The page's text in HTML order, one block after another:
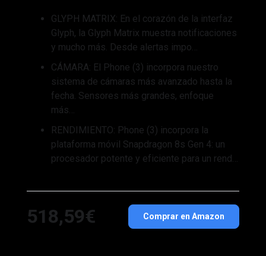
GLYPH MATRIX: En el corazón de la interfaz
Glyph, la Glyph Matrix muestra notificaciones
y mucho más. Desde alertas impo…
CÁMARA: El Phone (3) incorpora nuestro
sistema de cámaras más avanzado hasta la
fecha. Sensores más grandes, enfoque
más…
RENDIMIENTO: Phone (3) incorpora la
plataforma móvil Snapdragon 8s Gen 4: un
procesador potente y eficiente para un rend…
518,59€ Comprar en Amazon